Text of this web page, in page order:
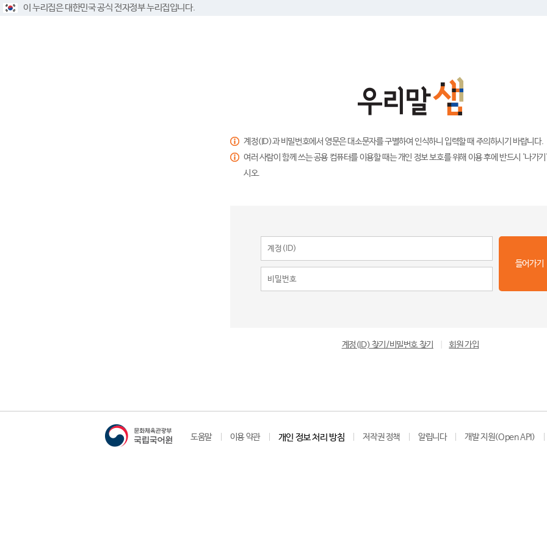
이 누리집은 대한민국 공식 전자정부 누리집입니다.
계정(ID)과 비밀번호에서 영문은 대소문자를 구별하여 인식하니 입력할 때 주의하시기 바랍니다.
여러 사람이 함께 쓰는 공용 컴퓨터를 이용할 때는 개인 정보 보호를 위해 이용 후에 반드시 '나가
시오.
들어가기
계정(ID) 찾기/비밀번호 찾기 회원 가입
도움말 이용 약관 개인 정보 처리 방침 저작권 정책 알립니다 개발 지원(Open API)